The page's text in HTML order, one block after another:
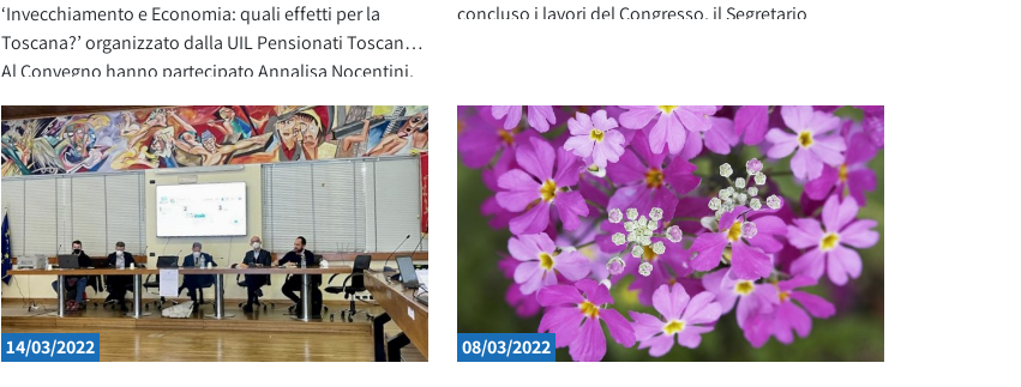
‘Invecchiamento e Economia: quali effetti per la
Toscana?’ organizzato dalla UIL Pensionati Toscana.
Al Convegno hanno partecipato Annalisa Nocentini,
Segretaria generale Uil Pensionati Uilp Toscana;
Paolo Fantappiè; Segretario Generale Uil Toscana,
Matteo Biffoni, Presidente di Anci Toscana. Nel corso
del suo intervento, Nocentini ha dichiarato:
concluso i lavori del Congresso, il Segretario
Fantappè. Una giornata di dibattito approfondito e di
riflessioni
14/03/2022 08/03/2022